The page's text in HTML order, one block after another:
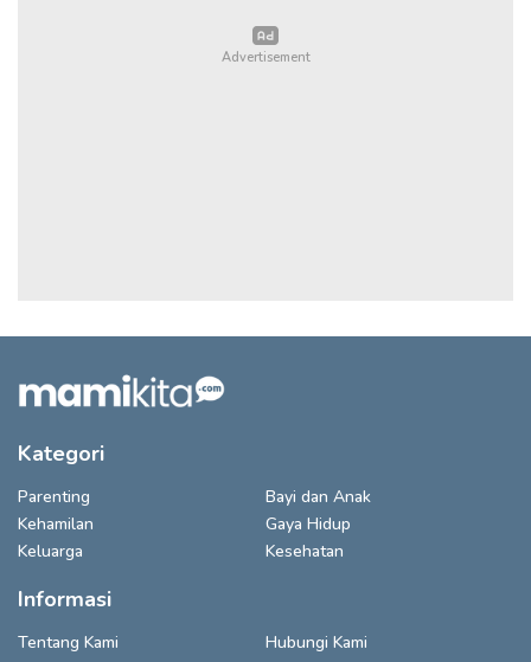
Kategori
Parenting
Bayi dan Anak
Kehamilan
Gaya Hidup
Keluarga
Kesehatan
Informasi
Tentang Kami
Hubungi Kami